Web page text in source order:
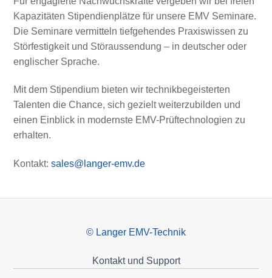
Kapazitäten Stipendienplätze für unsere EMV Seminare.
Die Seminare vermitteln tiefgehendes Praxiswissen zu
Störfestigkeit und Störaussendung – in deutscher oder
englischer Sprache.
Mit dem Stipendium bieten wir technikbegeisterten
Talenten die Chance, sich gezielt weiterzubilden und
einen Einblick in modernste EMV-Prüftechnologien zu
erhalten.
Kontakt: sales@langer-emv.de
© Langer EMV-Technik
Kontakt und Support